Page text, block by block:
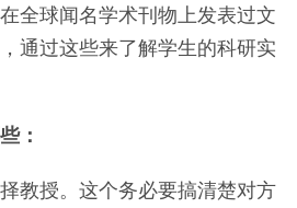
全球闻名学术刊物上发表过文
通过这些来了解学生的科研实
：
教授。这个务必要搞清楚对方